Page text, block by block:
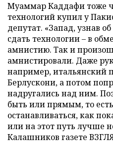
Муаммар Каддафи тоже
технологий купил у
депутат. «Запад, узнав
сдать технологии – в
амнистию. Так и
амнистировали. Даже
например, итальянский
Берлускони, а потом
надругались над ним.
быть или прямым, то
останавливаться, как
или на этот путь лучше
Калашников газете